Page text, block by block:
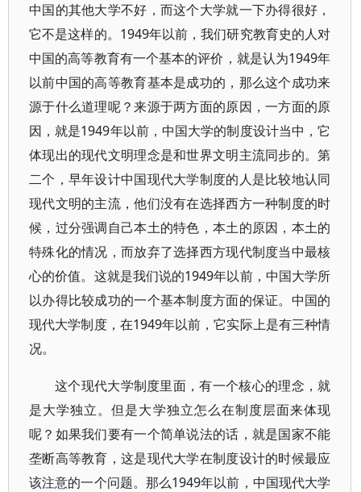
中国的其他大学不好，而这个大学就一下办得很好，
它不是这样的。1949年以前，我们研究教育史的人对
中国的高等教育有一个基本的评价，就是认为1949年
以前中国的高等教育基本是成功的，那么这个成功来
源于什么道理呢？来源于两方面的原因，一方面的原
因，就是1949年以前，中国大学的制度设计当中，它
体现出的现代文明理念是和世界文明主流同步的。第
二个，早年设计中国现代大学制度的人是比较地认同
现代文明的主流，他们没有在选择西方一种制度的时
候，过分强调自己本土的特色，本土的原因，本土的
特殊化的情况，而放弃了选择西方现代制度当中最核
心的价值。这就是我们说的1949年以前，中国大学所
以办得比较成功的一个基本制度方面的保证。中国的
现代大学制度，在1949年以前，它实际上是有三种情
况。
这个现代大学制度里面，有一个核心的理念，就
是大学独立。但是大学独立怎么在制度层面来体现
呢？如果我们要有一个简单说法的话，就是国家不能
垄断高等教育，这是现代大学在制度设计的时候最应
该注意的一个问题。那么1949年以前，中国现代大学